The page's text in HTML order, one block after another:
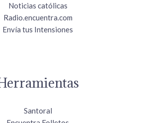
Noticias católicas
Radio.encuentra.com
Envía tus Intensiones
Santoral